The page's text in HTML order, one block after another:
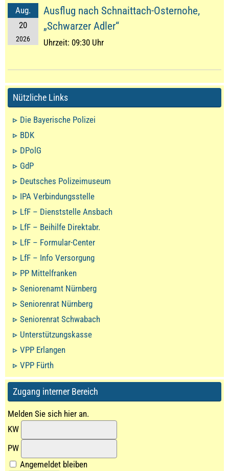
Aug.
20
2026
Ausflug nach Schnaittach-Osternohe,
„Schwarzer Adler“
Uhrzeit: 09:30 Uhr
Nützliche Links
Die Bayerische Polizei
BDK
DPolG
GdP
Deutsches Polizeimuseum
IPA Verbindungsstelle
LfF – Dienststelle Ansbach
LfF – Beihilfe Direktabr.
LfF – Formular-Center
LfF – Info Versorgung
PP Mittelfranken
Seniorenamt Nürnberg
Seniorenrat Nürnberg
Seniorenrat Schwabach
Unterstützungskasse
VPP Erlangen
VPP Fürth
Zugang interner Bereich
Melden Sie sich hier an.
KW
PW
Angemeldet bleiben